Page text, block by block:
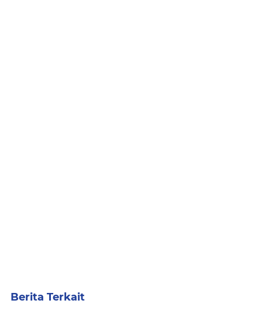
Berita Terkait